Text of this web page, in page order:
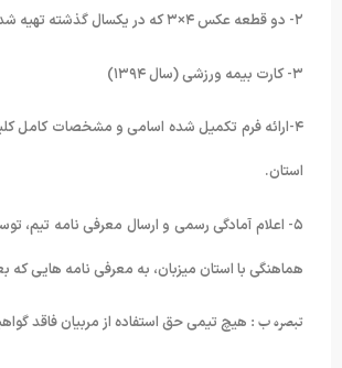
۲- دو قطعه عکس ۴×۳ که در یکسال گذشته تهیه شده بمنظور صدور کارت شناسایی (ID کارت)
۳- کارت بیمه ورزشی (سال ۱۳۹۴)
۴-ارائه فرم تکمیل شده اسامی و مشخصات کامل
استان.
۵- اعلام آمادگی رسمی و ارسال معرفی نامه تیم، توسط هیأت تابعه استان تا مورخ
هماهنگی با استان میزبان، به معرفی نامه هایی
تبصره ب : هیچ تیمی حق استفاده از مربیان فاقد گواهینامه بازآموزی سال ۱۳۹۴ در نیمکت تیم خود را